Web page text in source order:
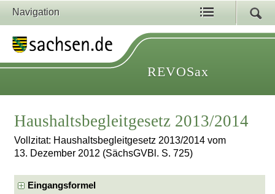
Navigation
REVOSax
Haushaltsbegleitgesetz 2013/2014
Vollzitat: Haushaltsbegleitgesetz 2013/2014 vom
13. Dezember 2012 (SächsGVBl. S. 725)
Eingangsformel